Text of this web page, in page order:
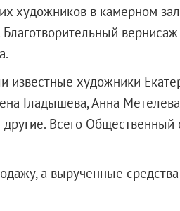
художников в камерном
известные художники
Гладышева, Анна
Всего Общественный
а вырученные